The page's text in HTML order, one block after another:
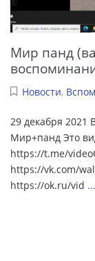
Мир панд
Новости,
29 декабря 2021
Мир+панд Это
https://t.me/
https://vk.com/
https://ok.ru/vid ...